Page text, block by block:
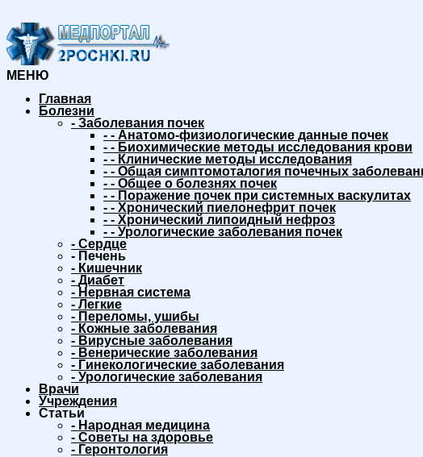
МЕНЮ
Главная
Болезни
- Заболевания почек
- - Анатомо-физиологические данные почек
- - Биохимические методы исследования крови
- - Клинические методы исследования
- - Общая симптомоталогия почечных
- - Общее о болезнях почек
- - Поражение почек при системных васкулитах
- - Хронический пиелонефрит почек
- - Хронический липоидный нефроз
- - Урологические заболевания почек
- Сердце
- Печень
- Кишечник
- Диабет
- Нервная система
- Легкие
- Переломы, ушибы
- Кожные заболевания
- Вирусные заболевания
- Венерические заболевания
- Гинекологические заболевания
- Урологические заболевания
Врачи
Учреждения
Статьи
- Народная медицина
- Советы на здоровье
- Геронтология